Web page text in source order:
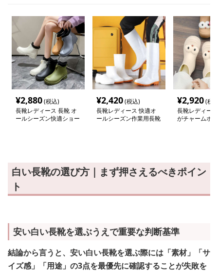
¥2,880(税込)
長靴レディース 長靴 オ
ールシーズン快適ショー
¥2,420(税込)
長靴レディース 快適オ
ールシーズン作業用長靴
¥2,920(税
長靴レディー
がチャームポ
白い長靴の選び方｜まず押さえるべきポイン
ト
安い白い長靴を選ぶうえで重要な判断基準
結論から言うと、安い白い長靴を選ぶ際には「素材」「サ
イズ感」「用途」の3点を最優先に確認することが失敗を